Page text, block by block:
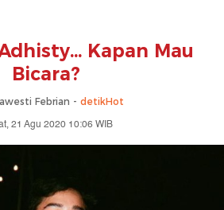
Kapan Mau
Bicara?
Febrian - detikHot
21 Agu 2020 10:06 WIB